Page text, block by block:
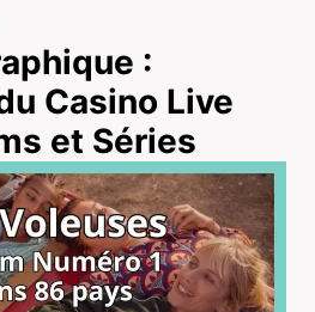
:
Casino Live
et Séries